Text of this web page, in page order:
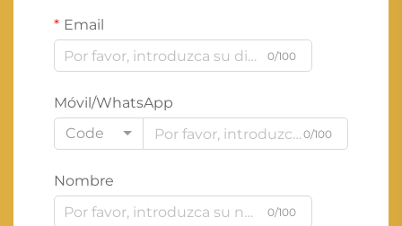
Email
0/100
Móvil/WhatsApp
Code
0/100
Nombre
0/100